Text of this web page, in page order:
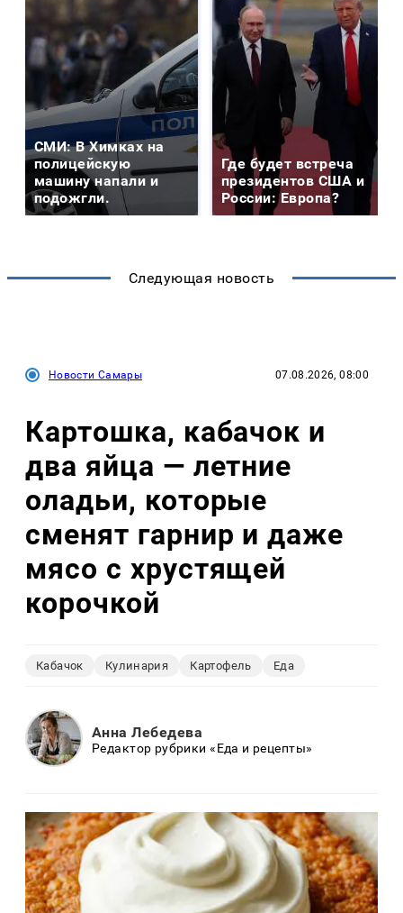
СМИ: В Химках на
полицейскую
машину напали и
подожгли.
Где будет встреча
президентов США и
России: Европа?
Следующая новость
Новости Самары 07.08.2026, 08:00
Картошка, кабачок и
два яйца — летние
оладьи, которые
сменят гарнир и даже
мясо с хрустящей
корочкой
Кабачок Кулинария Картофель Еда
Анна Лебедева
Редактор рубрики «Еда и рецепты»